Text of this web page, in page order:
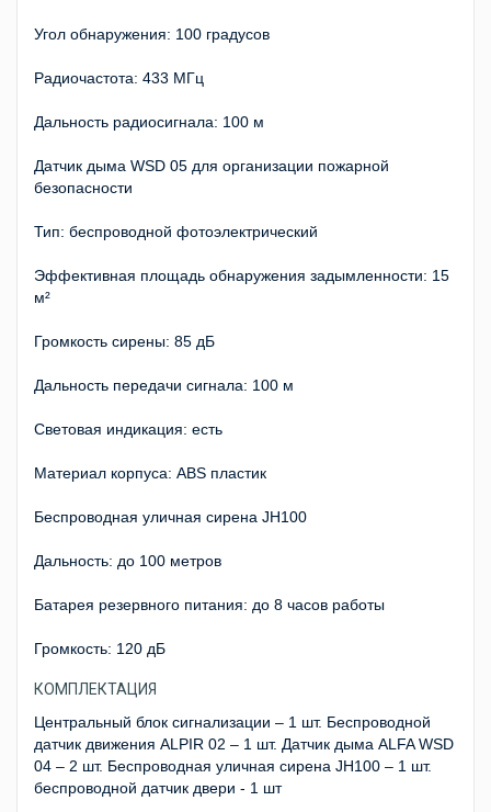
Угол обнаружения: 100 градусов
Радиочастота: 433 МГц
Дальность радиосигнала: 100 м
Датчик дыма WSD 05 для организации пожарной
безопасности
Тип: беспроводной фотоэлектрический
Эффективная площадь обнаружения задымленности: 15
м²
Громкость сирены: 85 дБ
Дальность передачи сигнала: 100 м
Световая индикация: есть
Материал корпуса: ABS пластик
Беспроводная уличная сирена JH100
Дальность: до 100 метров
Батарея резервного питания: до 8 часов работы
Громкость: 120 дБ
КОМПЛЕКТАЦИЯ
Центральный блок сигнализации – 1 шт. Беспроводной
датчик движения ALPIR 02 – 1 шт. Датчик дыма ALFA WSD
04 – 2 шт. Беспроводная уличная сирена JH100 – 1 шт.
беспроводной датчик двери - 1 шт